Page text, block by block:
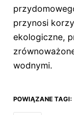
przynosi
ekologiczne,
wodnymi.
POWIĄZANE TAGI: